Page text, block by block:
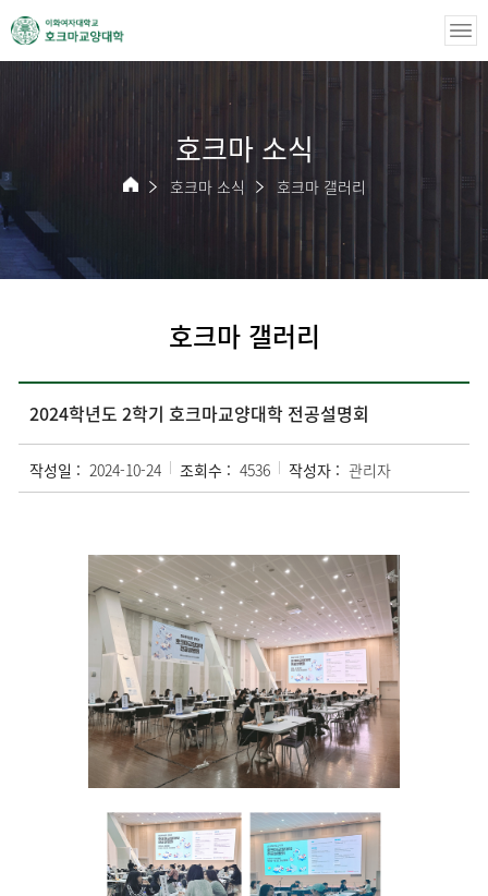
호크마 소식
호크마 소식 호크마 갤러리
호크마 갤러리
2024학년도 2학기 호크마교양대학 전공설명회
작성일 : 2024-10-24 조회수 : 4536 작성자 : 관리자